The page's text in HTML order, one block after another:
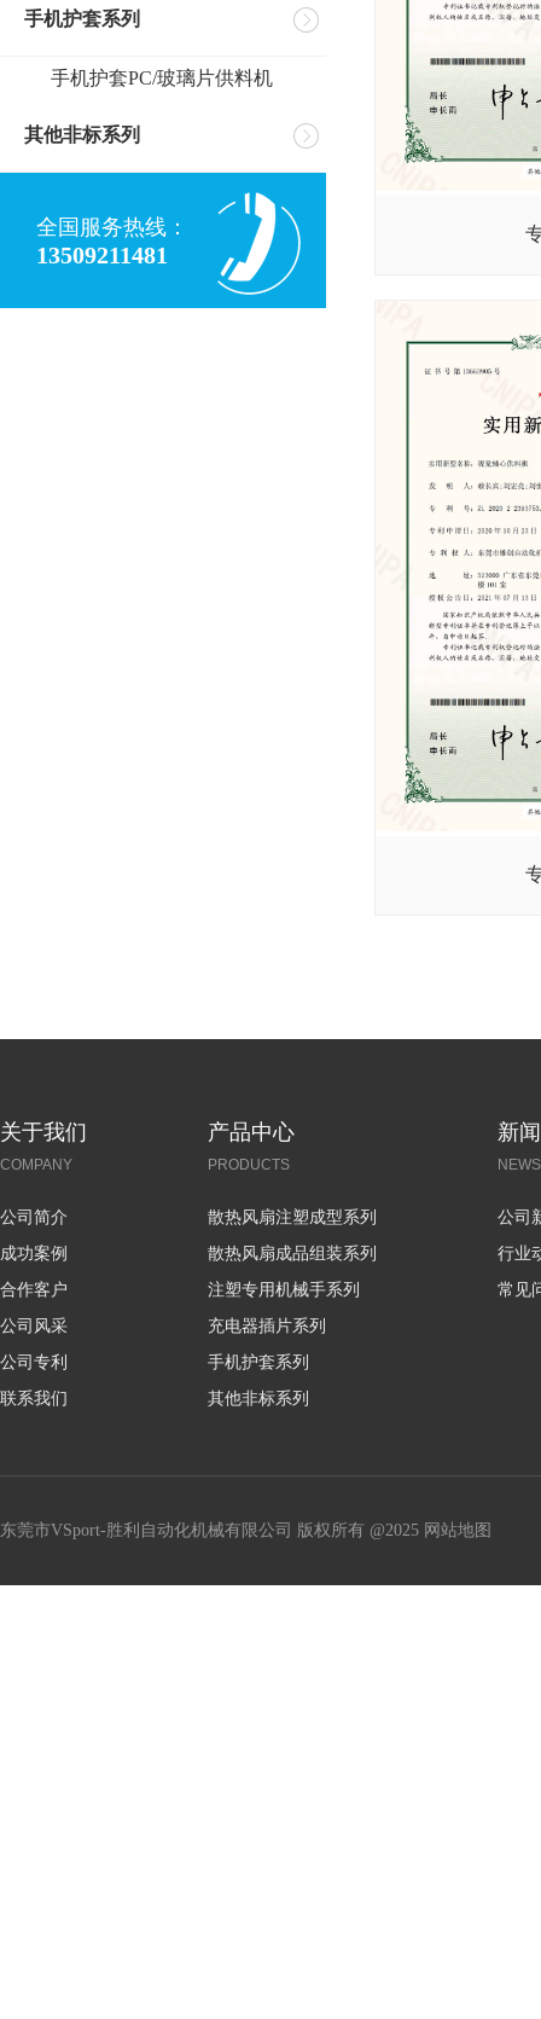
手机护套系列
手机护套PC/玻璃片供料机
其他非标系列
全国服务热线：
13509211481
关于我们
COMPANY
公司简介
成功案例
合作客户
公司风采
公司专利
联系我们
产品中心
PRODUCTS
散热风扇注塑成型系列
散热风扇成品组装系列
注塑专用机械手系列
充电器插片系列
手机护套系列
其他非标系列
新
NEWS
公司
行业
常见
东莞市VSport-胜利自动化机械有限公司 版权所有 @2025 网站地图